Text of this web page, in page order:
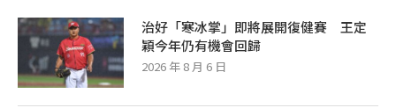
治好「寒冰掌」即將展開復健賽 王定
穎今年仍有機會回歸
2026 年 8 月 6 日